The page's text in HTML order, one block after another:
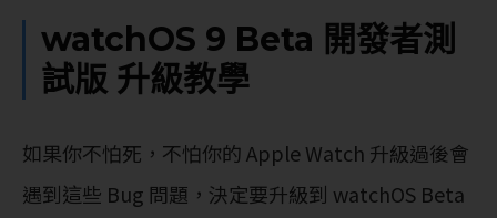
watchOS 9 Beta 開發者測
試版 升級教學
如果你不怕死，不怕你的 Apple Watch 升級過後會
遇到這些 Bug 問題，決定要升級到 watchOS Beta